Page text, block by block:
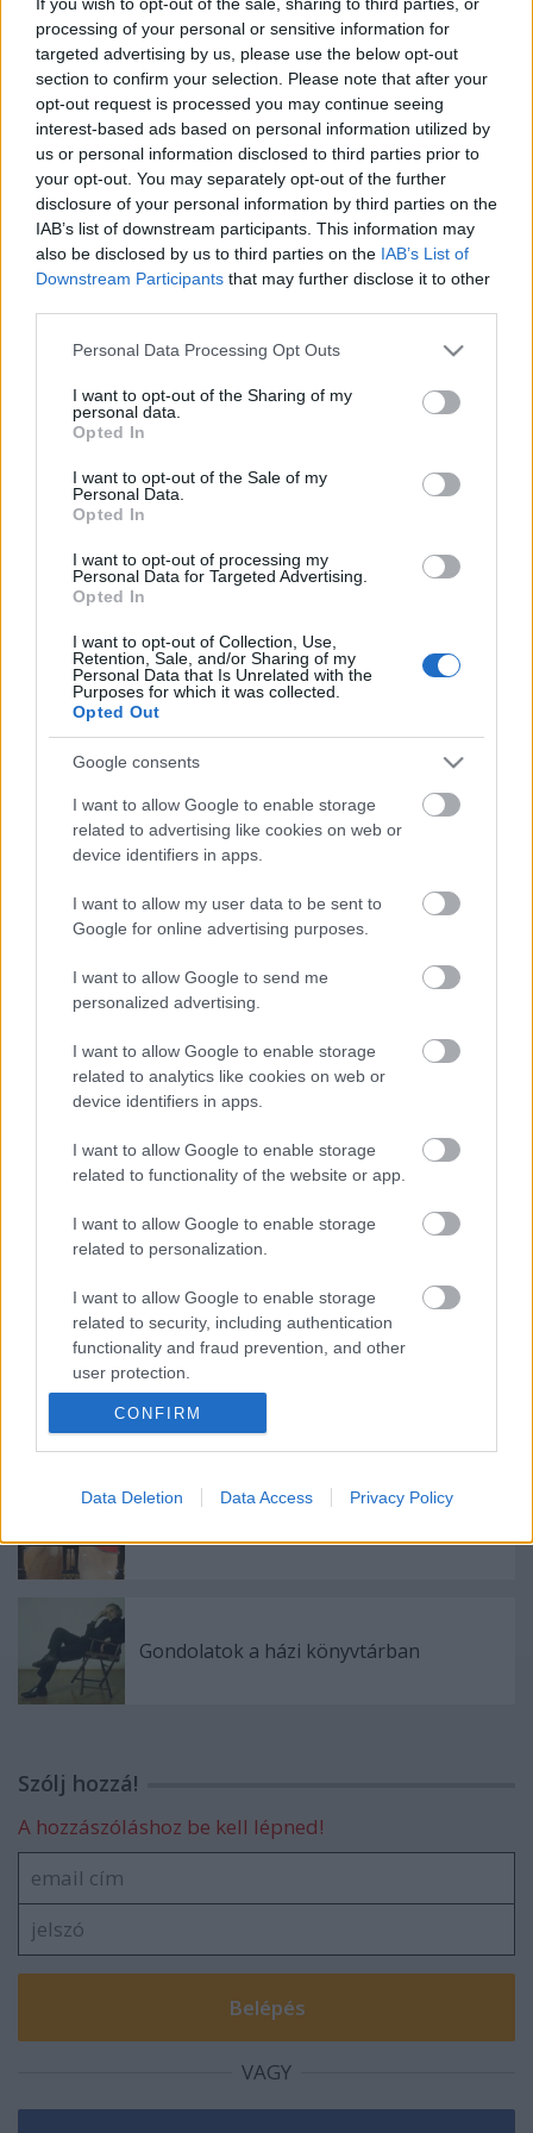
processing of your personal or sensitive information for
targeted advertising by us, please use the below opt-out
section to confirm your selection. Please note that after your
opt-out request is processed you may continue seeing
interest-based ads based on personal information utilized by
us or personal information disclosed to third parties prior to
your opt-out. You may separately opt-out of the further
disclosure of your personal information by third parties on the
IAB’s list of downstream participants. This information may
also be disclosed by us to third parties on the IAB’s List of
Downstream Participants that may further disclose it to other
Please note that this website/app uses one or more Google
not limited to your visit or usage behaviour. You may click to
grant or deny consent to Google and its third-party tags to
use your data for below specified purposes in below Google
consent section.
Personal Data Processing Opt Outs
I want to opt-out of the Sharing of my
personal data.
Opted In
I want to opt-out of the Sale of my
Personal Data.
Opted In
I want to opt-out of processing my
Personal Data for Targeted Advertising.
Opted In
I want to opt-out of Collection, Use,
Retention, Sale, and/or Sharing of my
Personal Data that Is Unrelated with the
Purposes for which it was collected.
Opted Out
Google consents
I want to allow Google to enable storage
related to advertising like cookies on web or
device identifiers in apps.
I want to allow my user data to be sent to
Google for online advertising purposes.
I want to allow Google to send me
personalized advertising.
I want to allow Google to enable storage
related to analytics like cookies on web or
device identifiers in apps.
I want to allow Google to enable storage
related to functionality of the website or app.
I want to allow Google to enable storage
related to personalization.
I want to allow Google to enable storage
related to security, including authentication
functionality and fraud prevention, and other
user protection.
CONFIRM
Data Deletion Data Access Privacy Policy
árnyékkal, rengeteg finomsággal. Még tisztán
emlékszem, hogy volt egy pont, amikor nagyon
tetszett az egész. Liszt-mű volt az is, mint minden az
első részben, Assisi Szent Ferenc a madaraknak
prédikál. Ahogy azt elképzelheti mindenki, jobbal
csiripelnek a madarak, ballal Szent Ferenc komoly
dolgokat mond nekik, és a madarak elhalkulnak,
nem repülnek el, hallgatják a szentet. Szépen is szólt,
és mindehhez járult még valami optikai élmény is,
mert a zongorista kerekded jobbja úgy vergődött a
billentyűkön, ahogy a porban fürdő verebek szoktak
tisztálkodni.
Itt még tetszett, aztán egyre kevésbé, mert mintha
minden mű ugyanaz volna, az egész hangverseny
belefulladt ebbe a chiaroscuróba, a puha és kevés
fénybe. Ki lehetett ismerni a trükköket. De ez ilyen
zongorázni tudás mellett igazán vézna kifogás. Lehet
még az ízléssel jönni, hogy talán tényleg ez Liszt, de
inkább ez is, több, változatosabb, hatalmasabb.
Hogy is mondjam. Ülünk egy fűthető, gyertyafényes
kalyibában, kint ordít a szél, ömlik a hó, és aligha
lesz egyhamar vége ennek a télnek. Lehet úgy is
ajtót, ablakot, és megkérjük Volodost, hogy játsszon
nekünk, majd csak eltelik ez a három hónap. Vagy
lehet azt is csinálni, hogy átmelegszünk, fölvesszük a
nagykabátot, és elindulunk a hóban, élvezni a
hideget, fényt, életet. Azt képzelem, hogy Liszt az
hogy nem.
Címkék:Arcady Volodos
Ajánlott bejegyzések:
Szörnyű métely
Ironikus
Gondolatok a házi könyvtárban
Szólj hozzá!
A hozzászóláshoz be kell lépned!
VAGY